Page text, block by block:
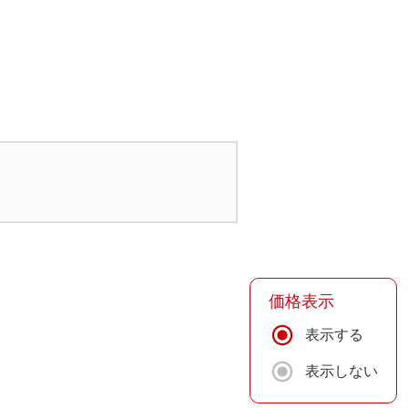
価格表示
表示する
表示しない